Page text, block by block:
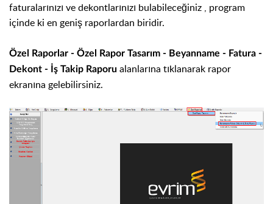
faturalarınızı ve dekontlarınızı bulabileceğiniz , program
içinde ki en geniş raporlardan biridir.
Özel Raporlar - Özel Rapor Tasarım - Beyanname - Fatura -
Dekont - İş Takip Raporu alanlarına tıklanarak rapor
ekranına gelebilirsiniz.